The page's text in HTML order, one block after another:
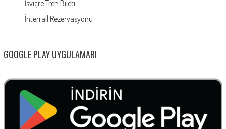
İsviçre Tren Bileti
İnterrail Rezervasyonu
GOOGLE PLAY UYGULAMARI